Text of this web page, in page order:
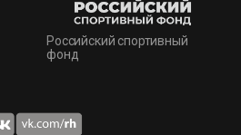
Российский спортивный
фонд